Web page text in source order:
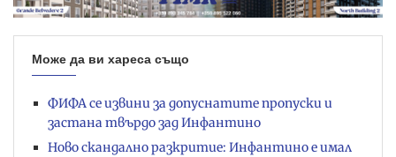
Може да ви хареса също
ФИФА се извини за допуснатите пропуски и
застана твърдо зад Инфантино
Ново скандално разкритие: Инфантино е имал